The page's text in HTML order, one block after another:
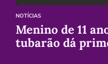
NOTÍCIAS
Menino de 11
tubarão dá